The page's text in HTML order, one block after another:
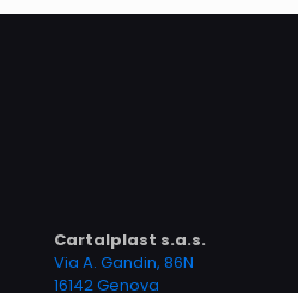
Cartalplast s.a.s.
Via A. Gandin, 86N
16142 Genova